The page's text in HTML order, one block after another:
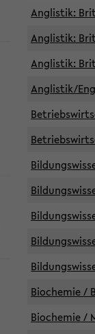
Anglistik:
Anglistik:
Anglistik:
Anglistik/
Biochemie /
Biochemie /